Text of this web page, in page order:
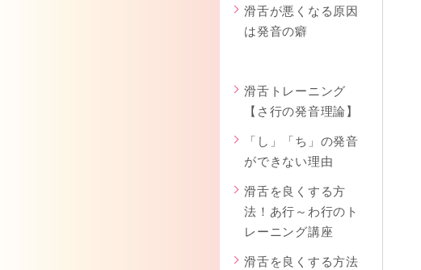
滑舌が悪くなる原因
は発音の癖
滑舌トレーニング
【さ行の発音理論】
「し」「ち」の発音
ができない理由
滑舌を良くする方
法！あ行～わ行のト
レーニング講座
滑舌を良くする方法